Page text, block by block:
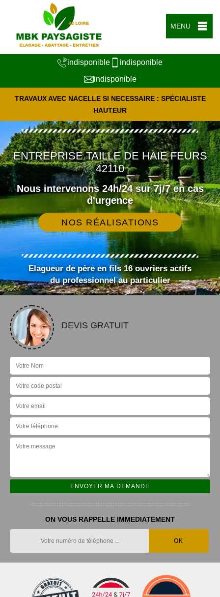
MENU
indisponible
indisponible
indisponible
TRAVAUX AVEC NACELLE SI NECESSAIRE : SPÉCIALISTE
HAUTEUR
ENTREPRISE TAILLE DE HAIE FEURS
42110
Nous intervenons 24h/24 sur 7j/7 en cas
d'urgence
NOS RÉALISATIONS
Elagueur de père en fils 16 ouvriers actifs
du professionnel au particulier
DEVIS GRATUIT
ON VOUS RAPPELLE IMMEDIATEMENT